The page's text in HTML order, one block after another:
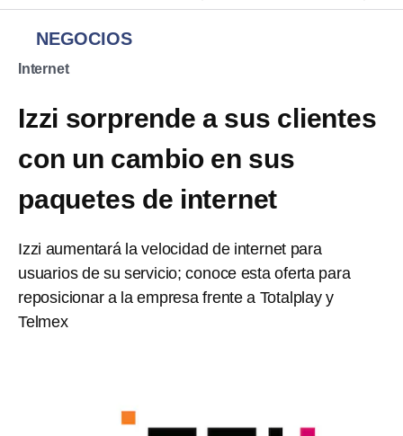
NEGOCIOS
Internet
Izzi sorprende a sus clientes
con un cambio en sus
paquetes de internet
Izzi aumentará la velocidad de internet para
usuarios de su servicio; conoce esta oferta para
reposicionar a la empresa frente a Totalplay y
Telmex